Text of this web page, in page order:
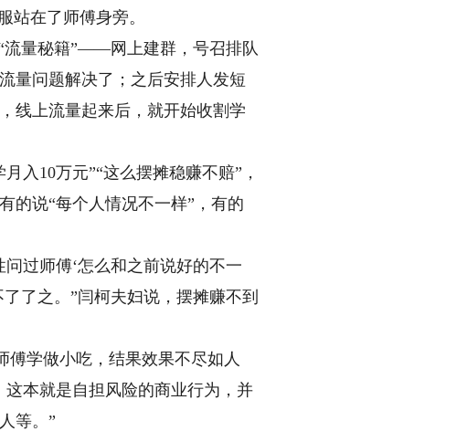
站在了师傅身旁。
量秘籍”——网上建群，号召排队
量问题解决了；之后安排人发短
线上流量起来后，就开始收割学
10万元”“这么摆摊稳赚不赔”，
的说“每个人情况不一样”，有的
过师傅‘怎么和之前说好的不一
了之。”闫柯夫妇说，摆摊赚不到
学做小吃，结果效果不尽如人
本就是自担风险的商业行为，并
等。”